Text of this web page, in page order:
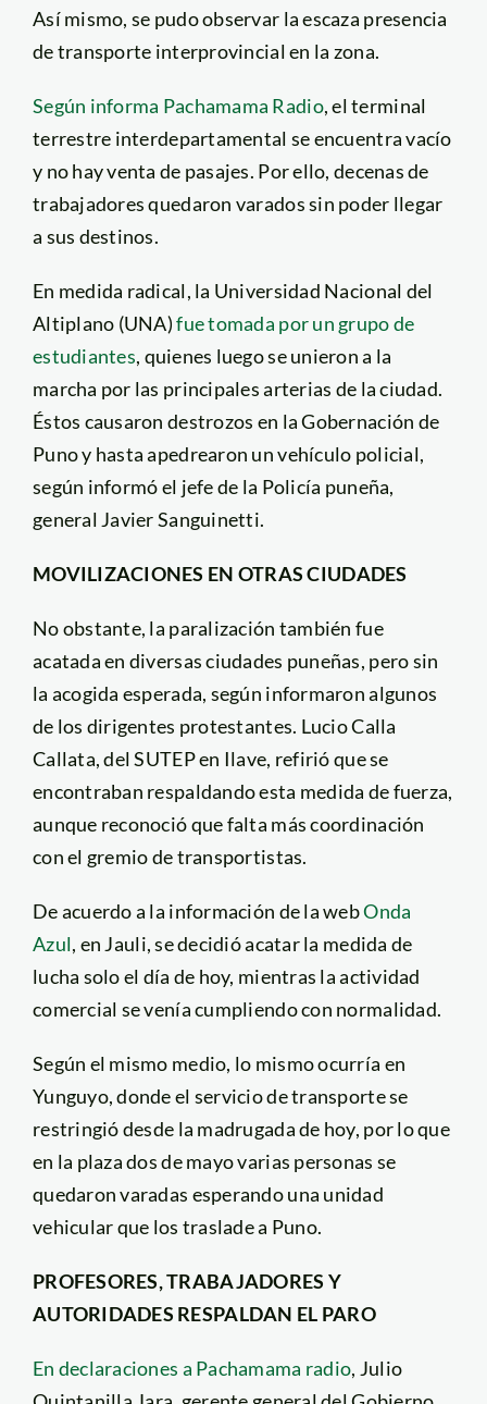
Así mismo, se pudo observar la escaza presencia
de transporte interprovincial en la zona.
Según informa Pachamama Radio, el terminal
terrestre interdepartamental se encuentra vacío
y no hay venta de pasajes. Por ello, decenas de
trabajadores quedaron varados sin poder llegar
a sus destinos.
En medida radical, la Universidad Nacional del
Altiplano (UNA)fue tomada por un grupo de
estudiantes, quienes luego se unieron a la
marcha por las principales arterias de la ciudad.
Éstos causaron destrozos en la Gobernación de
Puno y hasta apedrearon un vehículo policial,
según informó el jefe de la Policía puneña,
general Javier Sanguinetti.
MOVILIZACIONES EN OTRAS CIUDADES
No obstante, la paralización también fue
acatada en diversas ciudades puneñas, pero sin
la acogida esperada, según informaron algunos
de los dirigentes protestantes. Lucio Calla
Callata, del SUTEP en Ilave, refirió que se
encontraban respaldando esta medida de fuerza,
aunque reconoció que falta más coordinación
con el gremio de transportistas.
De acuerdo a la información de la webOnda
Azul, en Jauli, se decidió acatar la medida de
lucha solo el día de hoy, mientras la actividad
comercial se venía cumpliendo con normalidad.
Según el mismo medio, lo mismo ocurría en
Yunguyo, donde el servicio de transporte se
restringió desde la madrugada de hoy, por lo que
en la plaza dos de mayo varias personas se
quedaron varadas esperando una unidad
vehicular que los traslade a Puno.
PROFESORES, TRABAJADORES Y
AUTORIDADES RESPALDAN EL PARO
En declaraciones a Pachamama radio, Julio